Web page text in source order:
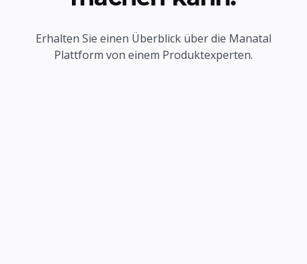
Erhalten Sie einen Überblick über die Manatal
Plattform von einem Produktexperten.